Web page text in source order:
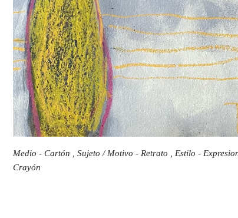
Medio - Cartón , Sujeto / Motivo - Retrato , Estilo -
Crayón